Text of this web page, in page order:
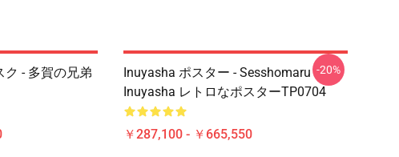
ク - 多賀の兄弟
Inuyasha ポスター - Sesshomaru
Inuyasha レトロなポスターTP0704
￥287,100 - ￥665,550
-20%